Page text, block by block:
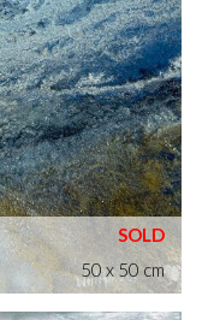
50 x 50 cm